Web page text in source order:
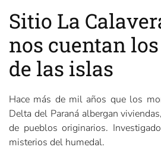
Sitio La
nos cuentan los
de las islas
Hace más de mil años que los
Delta del Paraná albergan
de pueblos originarios.
misterios del humedal.